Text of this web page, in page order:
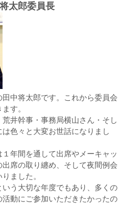
太郎委員長
中将太郎です。これから委員会
す。
井幹事・事務局横山さん・そし
色々と大変お世話になりまし
年間を通して出席やメーキャッ
席の取り纏め、そして夜間例会
ました。
う大切な年度でもあり、多くの
動にご参加いただきたかったの